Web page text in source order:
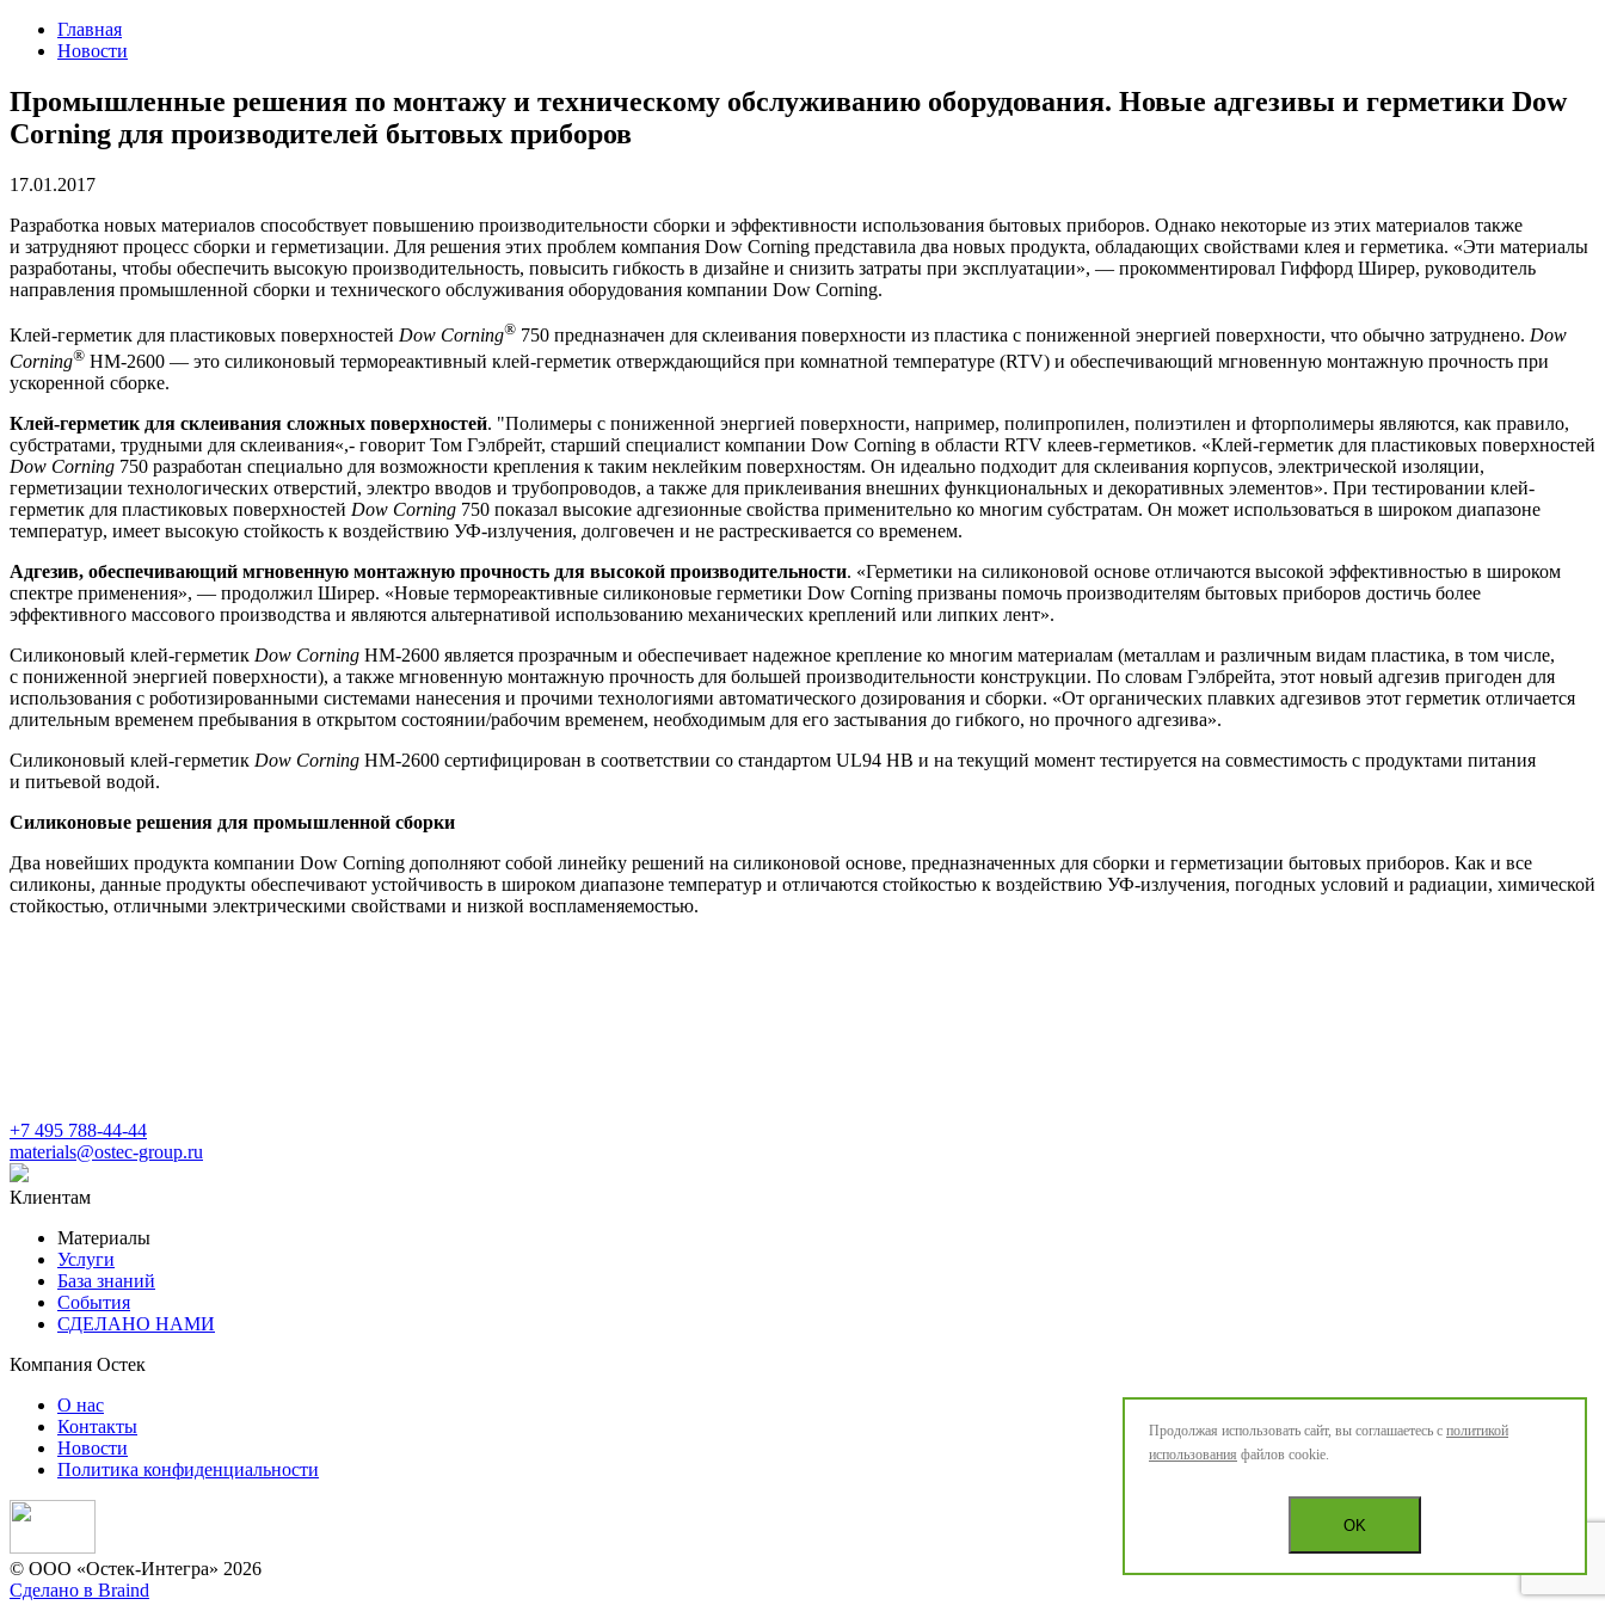
Главная
Новости
Промышленные решения по монтажу и техническому обслуживанию оборудования. Новые адгезивы и герметики Dow
Corning для производителей бытовых приборов
17.01.2017
Разработка новых материалов способствует повышению производительности сборки и эффективности использования бытовых приборов. Однако некоторые из этих материалов также
и затрудняют процесс сборки и герметизации. Для решения этих проблем компания Dow Corning представила два новых продукта, обладающих свойствами клея и герметика. «Эти материалы
разработаны, чтобы обеспечить высокую производительность, повысить гибкость в дизайне и снизить затраты при эксплуатации», — прокомментировал Гиффорд Ширер, руководитель
направления промышленной сборки и технического обслуживания оборудования компании Dow Corning.
Клей-герметик для пластиковых поверхностей Dow Corning® 750 предназначен для склеивания поверхности из пластика с пониженной энергией поверхности, что обычно затруднено. Dow
Corning® HM-2600 — это силиконовый термореактивный клей-герметик отверждающийся при комнатной температуре (RTV) и обеспечивающий мгновенную монтажную прочность при
ускоренной сборке.
Клей-герметик для склеивания сложных поверхностей. "Полимеры с пониженной энергией поверхности, например, полипропилен, полиэтилен и фторполимеры являются, как правило,
субстратами, трудными для склеивания«,- говорит Том Гэлбрейт, старший специалист компании Dow Corning в области RTV клеев-герметиков. «Клей-герметик для пластиковых поверхностей
Dow Corning 750 разработан специально для возможности крепления к таким неклейким поверхностям. Он идеально подходит для склеивания корпусов, электрической изоляции,
герметизации технологических отверстий, электро вводов и трубопроводов, а также для приклеивания внешних функциональных и декоративных элементов». При тестировании клей-
герметик для пластиковых поверхностей Dow Corning 750 показал высокие адгезионные свойства применительно ко многим субстратам. Он может использоваться в широком диапазоне
температур, имеет высокую стойкость к воздействию УФ-излучения, долговечен и не растрескивается со временем.
Адгезив, обеспечивающий мгновенную монтажную прочность для высокой производительности. «Герметики на силиконовой основе отличаются высокой эффективностью в широком
спектре применения», — продолжил Ширер. «Новые термореактивные силиконовые герметики Dow Corning призваны помочь производителям бытовых приборов достичь более
эффективного массового производства и являются альтернативой использованию механических креплений или липких лент».
Силиконовый клей-герметик Dow Corning HM-2600 является прозрачным и обеспечивает надежное крепление ко многим материалам (металлам и различным видам пластика, в том числе,
с пониженной энергией поверхности), а также мгновенную монтажную прочность для большей производительности конструкции. По словам Гэлбрейта, этот новый адгезив пригоден для
использования с роботизированными системами нанесения и прочими технологиями автоматического дозирования и сборки. «От органических плавких адгезивов этот герметик отличается
длительным временем пребывания в открытом состоянии/рабочим временем, необходимым для его застывания до гибкого, но прочного адгезива».
Силиконовый клей-герметик Dow Corning HM-2600 сертифицирован в соответствии со стандартом UL94 HB и на текущий момент тестируется на совместимость с продуктами питания
и питьевой водой.
Силиконовые решения для промышленной сборки
Два новейших продукта компании Dow Corning дополняют собой линейку решений на силиконовой основе, предназначенных для сборки и герметизации бытовых приборов. Как и все
силиконы, данные продукты обеспечивают устойчивость в широком диапазоне температур и отличаются стойкостью к воздействию УФ-излучения, погодных условий и радиации, химической
стойкостью, отличными электрическими свойствами и низкой воспламеняемостью.
+7 495 788-44-44
materials@ostec-group.ru
Клиентам
Материалы
Услуги
База знаний
События
СДЕЛАНО НАМИ
Компания Остек
О нас
Контакты
Новости
Политика конфиденциальности
© ООО «Остек-Интегра» 2026
Сделано в Braind
Продолжая использовать сайт, вы соглашаетесь с политикой
использования файлов cookie.
OK